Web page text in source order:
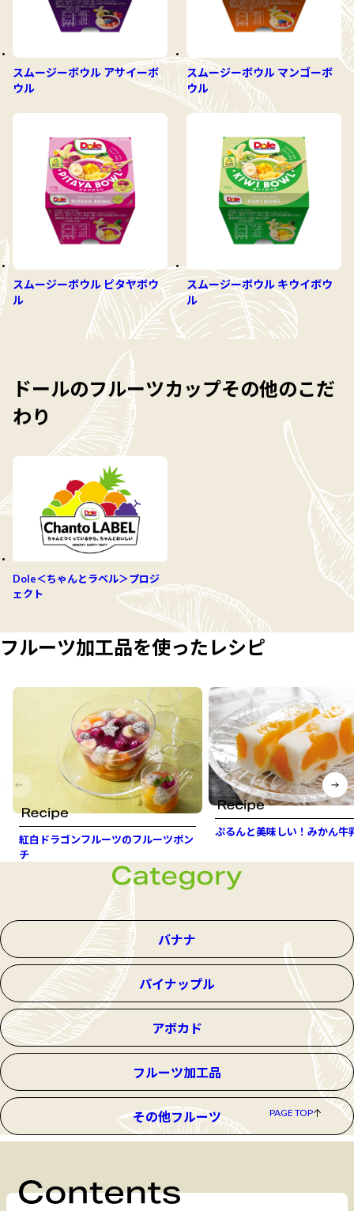
スムージーボウル アサイーボ
ウル
スムージーボウル マンゴーボ
ウル
スムージーボウル ピタヤボウ
ル
スムージーボウル キウイボウ
ル
ドールのフルーツカップその他のこだ
わり
Dole＜ちゃんとラベル＞プロジ
ェクト
フルーツ加工品を使ったレシピ
紅白ドラゴンフルーツのフルーツポン
チ
ぷるんと美味しい！みかん牛
バナナ
パイナップル
アボカド
フルーツ加工品
その他フルーツ PAGE TOP